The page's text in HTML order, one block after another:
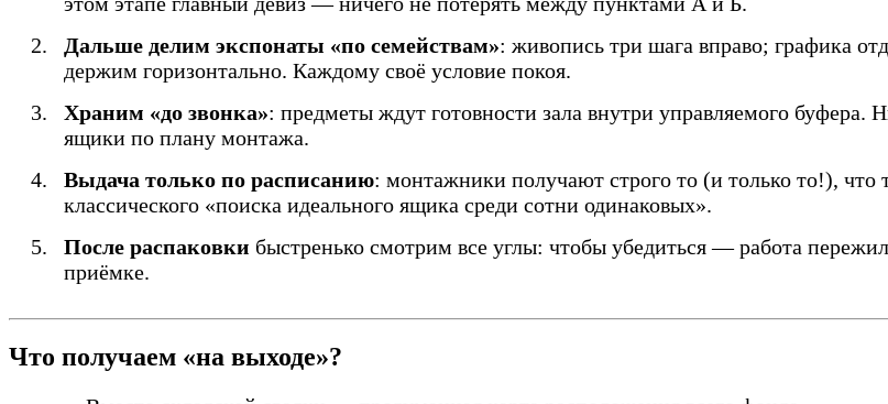
Дальше делим экспонаты «по семействам»: живопись три шага вправо; графика
держим горизонтально. Каждому своё условие покоя.
Храним «до звонка»: предметы ждут готовности зала внутри управляемого
ящики по плану монтажа.
Выдача только по расписанию: монтажники получают строго то (и только то!), что
классического «поиска идеального ящика среди сотни одинаковых».
После распаковки быстренько смотрим все углы: чтобы убедиться — работа
приёмке.
Что получаем «на выходе»?